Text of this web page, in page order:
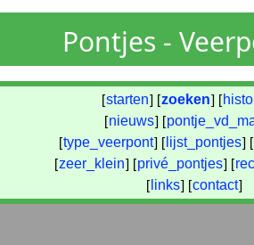
Pontjes -
[starten] [zoeken] [
[nieuws] [
[type_veerpont] [ lijst_pontjes] [
[zeer_klein] [privé_pontjes] [
[ links] [contact]